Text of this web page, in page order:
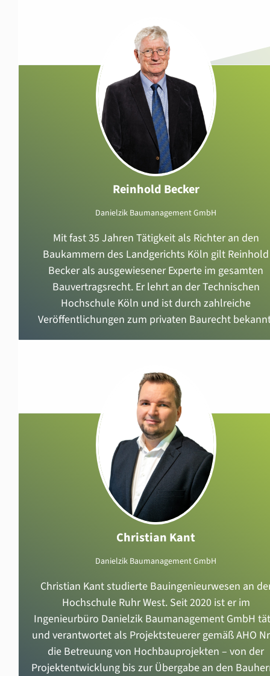
Reinhold Becker
Danielzik Baumanagement GmbH
Mit fast 35 Jahren Tätigkeit als Richter an den
Baukammern des Landgerichts Köln gilt Reinhold
Becker als ausgewiesener Experte im gesamten
Bauvertragsrecht. Er lehrt an der Technischen
Hochschule Köln und ist durch zahlreiche
Veröffentlichungen zum privaten Baurecht
Christian Kant
Danielzik Baumanagement GmbH
Christian Kant studierte Bauingenieurwesen an
Hochschule Ruhr West. Seit 2020 ist er im
Ingenieurbüro Danielzik Baumanagement GmbH
und verantwortet als Projektsteuerer gemäß AHO
die Betreuung von Hochbauprojekten – von der
Projektentwicklung bis zur Übergabe an den